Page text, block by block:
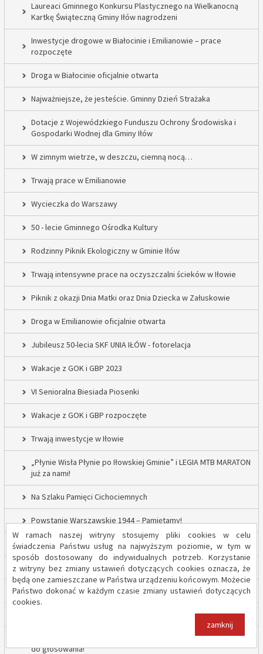
W ramach naszej witryny stosujemy pliki cookies w celu
świadczenia Państwu usług na najwyższym poziomie, w tym w
sposób dostosowany do indywidualnych potrzeb. Korzystanie
z witryny bez zmiany ustawień dotyczących cookies oznacza, że
będą one zamieszczane w Państwa urządzeniu końcowym. Możecie
Państwo dokonać w każdym czasie zmiany ustawień dotyczących
cookies.
zamknij
Laureaci Gminnego Konkursu Plastycznego na Wielkanocną
Kartkę Świąteczną Gminy Iłów nagrodzeni
Inwestycje drogowe w Białocinie i Emilianowie – prace
rozpoczęte
Droga w Białocinie oficjalnie otwarta
Najważniejsze, że jesteście. Gminny Dzień Strażaka
Dotacje z Wojewódzkiego Funduszu Ochrony Środowiska i
Gospodarki Wodnej dla Gminy Iłów
W zimnym wietrze, w deszczu, ciemną nocą…
Trwają prace w Emilianowie
Wycieczka do Warszawy
50 - lecie Gminnego Ośrodka Kultury
Rodzinny Piknik Ekologiczny w Gminie Iłów
Trwają intensywne prace na oczyszczalni ścieków w Iłowie
Piknik z okazji Dnia Matki oraz Dnia Dziecka w Załuskowie
Droga w Emilianowie oficjalnie otwarta
Jubileusz 50-lecia SKF UNIA IŁÓW - fotorelacja
Wakacje z GOK i GBP 2023
VI Senioralna Biesiada Piosenki
Wakacje z GOK i GBP rozpoczęte
Trwają inwestycje w Iłowie
„Płynie Wisła Płynie po Iłowskiej Gminie” i LEGIA MTB MARATON
już za nami!
Na Szlaku Pamięci Cichociemnych
Powstanie Warszawskie 1944 – Pamiętamy!
52 nowe lampy uliczne w Gminie Iłów
Inwestycja drogowa w Sadowie – prace rozpoczęte
Trwają inwestycje w Gminie Iłów
„Modernizacja Oczyszczalni Ścieków w Iłowie – etap II”
Strażacy z OSP Iłów walczą o pieniądze od Harnasia. Zachęcamy
do głosowania!